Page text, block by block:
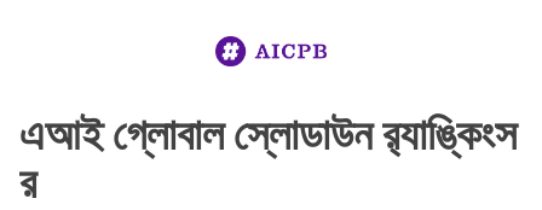
এআই গ্লোবাল স্লোডাউন র‍্যাঙ্কিংস
র‌‍‍‍‍‍‍‍‍‍‍‍‍‍‍‍‍‍‍‍‍‍‍‍‍‍‍‍‍‍‍‍‍‍‍‍‍‍‍‍‍‍‍‍‍‍‍‍‍‍‍‍‍‍‍‍‍‍‍‍‍‍‍‍‍‍‍‍‍‍‍‍‍‍‍‍‍‍‍‍‍‍‍‍‍‍‍‍‍‍‍‍‍‍‍‍‍‍‍‍‍‍‍‍‍‍‍‍‍‍‍‍‍‍‍‍‍‍‍‍‍‍‍‍‍‍‍‍‍‍‍‍‍‍‍‍‍‍‍‍‍‍‍‍‍‍‍‍‍‍‍‍‍‍‍‍‍‍‍‍‍‍‍‍‍‍‍‍‍‍‍‍‍‍‍‍‍‍‍‍‍‍‍‍‍‍‍‍‍‍‍‍‍‍‍‍‍‍‍‍‍‍‍‍‍‍‍‍‍‍‍‍‍‍‍‍‍‍‍‍‍‍‍‍‍‍‍‍‍‍‍‍‍‍‍‍‍‍‍‍‍‍‍‍‍‍‍‍‍‍‍‍‍‍‍‍‍‍‍‍‍‍‍‍‍‍‍‍‍‍‍‍‍‍‍‍‍‍‍‍‍‍‍‍‍‍‍‍‍‍‍‍‍‍‍‍‍‍‍‍‍‍‍‍‍‍‍‍‍‍‍‍‍‍‍‍‍‍‍‍‍‍‍‍‍‍‍‍‍‍‍‍‍‍‍‍‍‍‍‍‍‍‍‍‍‍‍‍‍‍‍‍‍‍‍‍‍‍‍‍‍‍‍‍‍‍‍‍‍‍‍‍‍‍‍‍‍‍‍‍‍‍‍‍‍‍‍‍‍‍‍‍‍‍‍‍‍‍‍‍‍‍‍‍‍‍‍‍‍‍‍‍‍‍‍‍‍‍‍‍‍‍‍‍‍‍‍‍‍‍‍‍‍‍‍‍‍‍‍‍‍‍‍‍‍‍‍‍‍‍‍‍‍‍‍‍‍‍‍‍‍‍‍‍‍‍‍‍‍‍‍‍‍‍‍‍‍‍‍‍‍‍‍‍‍‍‍‍‍‍‍‍‍‍‍‍‍‍‍‍‍‍‍‍‍‍‍‍‍‍‍‍‍‍‍‍‍‍‍‍‍‍‍‍‍‍‍‍‍‍‍‍‍‍‍‍‍‍‍‍‍‍‍‍‍‍‍‍‍‍‍‍‍‍‍‍‍‍‍‍‍‍‍‍‍‍‍‍‍‍‍‍‍‍‍‍‍‍‍‍‍‍‍‍‍‍‍‍‍‍‍‍‍‍‍‍‍‍‍‍‍‍‍‍‍‍‍‍‍‍‍‍‍‍‍‍‍‍‍‍‍‍‍‍‍‍‍‍‍‍‍‍‍‍‍‍‍‍‍‍‍‍‍‍‍‍‍‍‍‍‍‍‍‍‍‍‍‍‍‍‍‍‍‍‍‍‍‍‍‍‍‍‍‍‍‍‍‍‍‍‍‍‍‍‍‍‍‍‍‍‍‍‍‍‍‍‍‍‍‍‍‍‍‍‍‍‍‍‍‍‍‍‍‍‍‍‍‍‍‍‍‍‍‍‍‍‍‍‍‍‍‍‍‍‍‍‍‍‍‍‍‍‍‍‍‍‍‍‍‍‍‍‍‍‍‍‍‍‍‍‍‍‍‍‍‍‍‍‍‍‍‍‍‍‍‍‍‍‍‍‍‍‍‍‍‍‍‍‍‍‍‍‍‍‍‍‍‍‍‍‍‍‍‍‍‍‍‍‍‍‍‍‍‍‍‍‍‍‍‍‍‍‍‍‍‍‍‍‍‍‍‍‍‍‍‍‍‍‍‍‍‍‍‍‍‍‍‍‍‍‍‍‍‍‍‍‍‍‍‍‍‍‍‍‍‍‍‍‍‍‍‍‍‍‍‍‍‍‍‍‍‍‍‍‍‍‍‍‍‍‍‍‍‍‍‍‍‍‍‍‍‍‍‍‍‍‍‍‍‍‍‍‍‍‍‍‍‍‍‍‍‍‍‍‍‍‍‍‍‍‍‍‍‍‍‍‍‍‍‍‍‍‍‍‍‍‍‍‍‍‍‍‍‍‍‍‍‍‍‍‍‍‍‍‍‍‍‍‍‍‍‍‍‍‍‍‍‍‍‍‍‍‍‍‍‍‍‍‍‍‍‍‍‍‍‍‍‍‍‍‍‍‍‍‍‍‍‍‍‍‍‍‍‍‍‍‍‍‍‍‍‍‍‍‍‍‍‍‍‍‍‍‍‍‍‍‍‍‍‍‍‍‍‍‍‍‍‍‍‍‍‍‍‍‍‍‍‍‍‍‍‍‍‍‍‍‍‍‍‍‍‍‍‍‍‍‍‍‍‍‍‍‍‍‍‍‍‍‍‍‍‍‍‍‍‍‍‍‍‍‍‍‍‍‍‍‍‍‍‍‍‍‍‍‍‍‍‍‍‍‍‍‍‍‍‍‍‍‍‍‍‍‍‍‍‍‍‍‍‍‍‍‍‍‍‍‍‍‍‍‍‍‍‍‍‍‍‍‍‍‍‍‍‍‍‍‍‍‍‍‍‍‍‍‍‍‍‍‍‍‍‍‍‍‍‍‍‍‍‍‍‍‍‍‍‍‍‍‍‍‍‍‍‍‍‍‍‍‍‍‍‍‍‍‍‍‍‍‍‍‍‍‍‍‍‍‍‍‍‍‍‍‍‍‍‍‍‍‍‍‍‍‍‍‍‍‍‍‍‍‍‍‍‍‍‍‍‍‍‍‍‍‍‍‍‍‍‍‍‍‍‍‍‍‍‍‍‍‍‍‍‍‍‍‍‍‍‍‍‍‍‍‍‍‍‍‍‍‍‍‍‍‍‍‍‍‍‍‍‍‍‍‍‍‍‍‍‍‍‍‍‍‍‍‍‍‍‍‍‍‍‍‍‍‍‍‍‍‍‍‍‍‍‍‍‍‍‍‍‍‍‍‍‍‍‍‍‍‍‍‍‍‍‍‍‍‍‍‍‍‍‍‍‍‍‍‍‍‍‍‍‍‍‍‍‍‍‍‍‍‍‍‍‍‍‍‍‍‍‍‍‍‍‍‍‍‍‍‍‍‍‍‍‍‍‍‍‍‍‍‍‍‍‍‍‍‍‍‍‍‍‍‍‍‍‍‍‍‍‍‍‍‍‍‍‍‍‍‍‍‍‍‍‍‍‍‍‍‍‍‍‍‍‍‍‍‍‍‍‍‍‍‍‍‍‍‍‍‍‍‍‍‍‍‍‍‍‍‍‍‍‍‍‍‍‍‍‍‍‍‍‍‍‍‍‍‍‍‍‍‍‍‍‍‍‍‍‍‍‍‍‍‍‍‍‍‍‍‍‍‍‍‍‍‍‍‍‍‍‍‍‍‍‍‍‍‍‍‍‍‍‍‍‍‍‍‍‍‍‍‍‍‍‍‍‍‍‍‍‍‍‍‍‍‍‍‍‍‍‍‍‍‍‍‍‍‍‍‍‍‍‍‍‍‍‍‍‍‍‍‍‍‍‍‍‍‍‍‍‍‍‍‍‍‍‍‍‍‍‍‍‍‍‍‍‍‍‍‍‍‍‍‍‍‍‍‍‍‍‍‍‍‍‍‍‍‍‍‍‍‍‍‍‍‍‍‍‍‍‍‍‍‍‍‍‍‍‍‍‍‍‍‍‍‍‍‍‍‍‍‍‍‍‍‍‍‍‍‍‍‍‍‍‍‍‍‍‍‍‍‍‍‍‍‍‍‍‍‍‍‍‍‍‍‍‍‍‍‍‍‍‍‍‍‍‍‍‍‍‍‍‍‍‍‍‍‍‍‍‍‍‍‍‍‍‍‍‍‍‍‍‍‍‍‍‍‍‍‍‍‍‍‍‍‍‍‍‍‍‍‍‍‍‍‍‍‍‍‍‍‍‍‍‍‍‍‍‍‍‍‍‍‍‍‍‍‍‍‍‍‍‍‍‍‍‍‍‍‍‍‍‍‍‍‍‍‍‍‍‍‍‍‍‍‍‍‍‍‍‍‍‍‍‍‍‍‍‍‍‍‍‍‍‍‍‍‍‍‍‍‍‍‍‍‍‍‍‍‍‍‍‍‍‍‍‍‍‍‍‍‍‍‍‍‍‍‍‍‍‍‍‍‍‍‍‍‍‍‍‍‍‍‍‍‍‍‍‍‍‍‍‍‍‍‍‍‍‍‍‍‍‍‍‍‍‍‍‍‍‍‍‍‍‍‍‍‍‍‍‍‍‍‍‍‍‍‍‍‍‍‍‍‍‍‍‍‍‍‍‍‍‍‍‍‍‍‍‍‍‍‍‍‍‍‍‍‍‍‍‍‍‍‍‍‍‍‍‍‍‍‍‍‍‍‍‍‍‍‍‍‍‍‍‍‍‍